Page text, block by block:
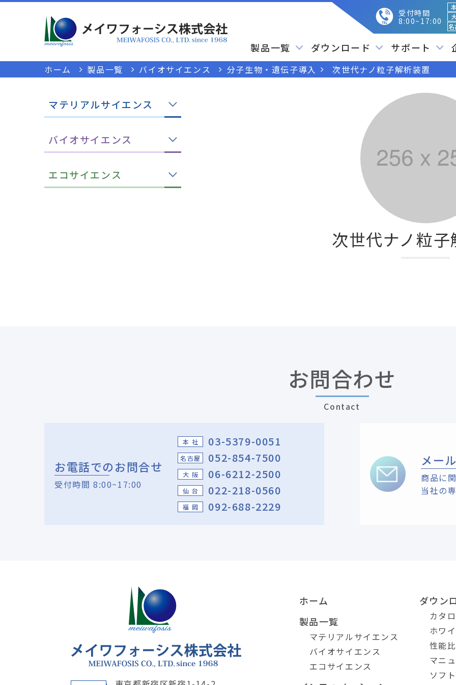
受付時間
8:00~17:00
名
製品一覧 ダウンロード サポート
ホーム 製品一覧 バイオサイエンス 分子生物・遺伝子導入 次世代ナノ粒子解析装置
マテリアルサイエンス
バイオサイエンス
エコサイエンス
次世代ナノ粒
お問合わせ
Contact
お電話でのお問合せ
受付時間 8:00~17:00
本 社 03-5379-0051
名古屋 052-854-7500
大 阪 06-6212-2500
仙 台 022-218-0560
福 岡 092-688-2229
メー
商品に
当社の
ホーム
製品一覧
マテリアルサイエンス
バイオサイエンス
エコサイエンス
ダウン
カタ
ホワ
性能
マニ
ソフ